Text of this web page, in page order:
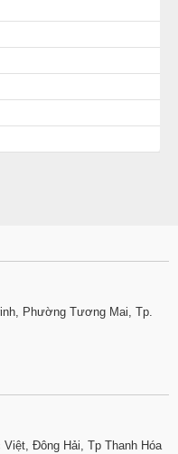
Phường Tương Mai, Tp.
Đông Hải, Tp Thanh Hóa